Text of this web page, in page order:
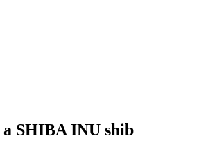
a SHIBA INU shib